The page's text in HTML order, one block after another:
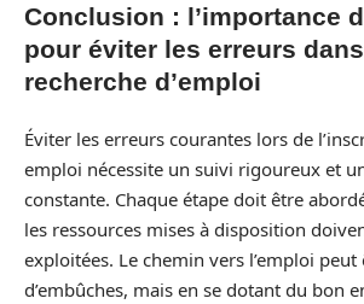
Conclusion : l’importance
pour éviter les erreurs
recherche d’emploi
Éviter les erreurs courantes lors de
emploi nécessite un suivi rigoureux et
constante. Chaque étape doit être
les ressources mises à disposition
exploitées. Le chemin vers l’emploi peut
d’embûches, mais en se dotant du bon